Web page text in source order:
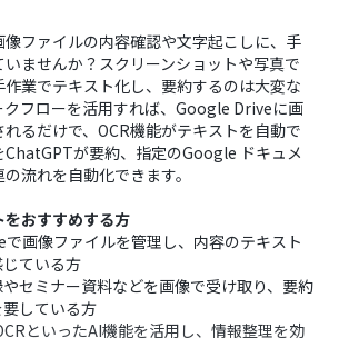
像ファイルの内容確認や文字起こしに、手
ませんか？スクリーンショットや写真で
業でテキスト化し、要約するのは大変な
クフローを活用すれば、Google Driveに画
るだけで、OCR機能がテキストを自動で
ChatGPTが要約、指定のGoogle ドキュメ
流れを自動化できます。
おすすめする方
画像ファイルを管理し、内容のテキスト
ている方
セミナー資料などを画像で受け取り、要約
している方
といったAI機能を活用し、情報整理を効